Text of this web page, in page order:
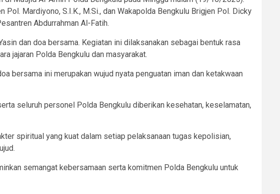
Mardiyono, S.I.K., M.Si., dan Wakapolda Bengkulu Brigjen Pol. Dicky
Abdurrahman Al-Fatih.
dan doa bersama. Kegiatan ini dilaksanakan sebagai bentuk rasa
jajaran Polda Bengkulu dan masyarakat.
bersama ini merupakan wujud nyata penguatan iman dan ketakwaan
seluruh personel Polda Bengkulu diberikan kesehatan, keselamatan,
spiritual yang kuat dalam setiap pelaksanaan tugas kepolisian,
semangat kebersamaan serta komitmen Polda Bengkulu untuk